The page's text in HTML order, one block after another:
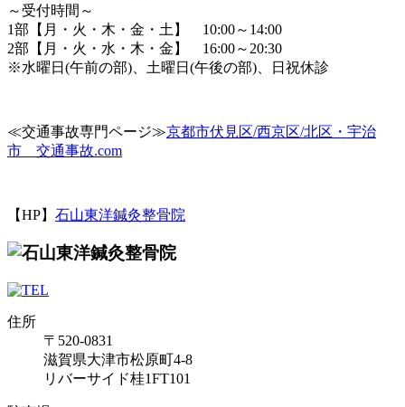
～受付時間～
1部【月・火・木・金・土】 10:00～14:00
2部【月・火・水・木・金】 16:00～20:30
※水曜日(午前の部)、土曜日(午後の部)、日祝休診
≪交通事故専門ページ≫京都市伏見区/西京区/北区・宇治
市 交通事故.com
【HP】 石山東洋鍼灸整骨院
住所
〒520-0831
滋賀県大津市松原町4-8
リバーサイド桂1FT101